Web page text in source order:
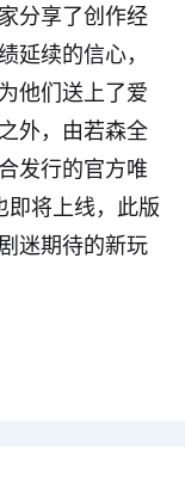
分享了创作经
延续的信心，
他们送上了爱
外，由若森全
发行的官方唯
即将上线，此版
迷期待的新玩